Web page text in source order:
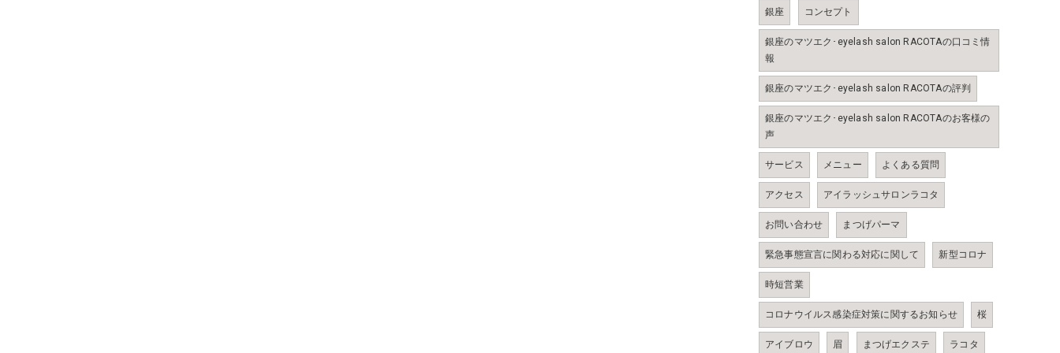
銀座 コンセプト
銀座のマツエク･eyelash salon RACOTAの口コミ情
報
銀座のマツエク･eyelash salon RACOTAの評判
銀座のマツエク･eyelash salon RACOTAのお客様の
声
サービス メニュー よくある質問
アクセス アイラッシュサロンラコタ
お問い合わせ まつげパーマ
緊急事態宣言に関わる対応に関して 新型コロナ
時短営業
コロナウイルス感染症対策に関するお知らせ 桜
アイブロウ 眉 まつげエクステ ラコタ